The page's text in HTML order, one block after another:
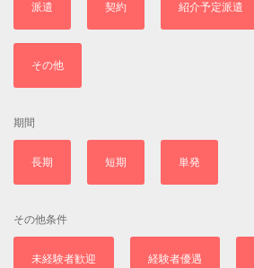
派遣 契約 紹介予定派遣
その他
期間
長期 短期 単発
その他条件
未経験者歓迎 経験者優遇